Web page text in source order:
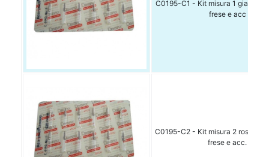
C0195-C1 - Kit misura 1 giallo:
frese e acc
C0195-C2 - Kit misura 2 rosso:
frese e acc.